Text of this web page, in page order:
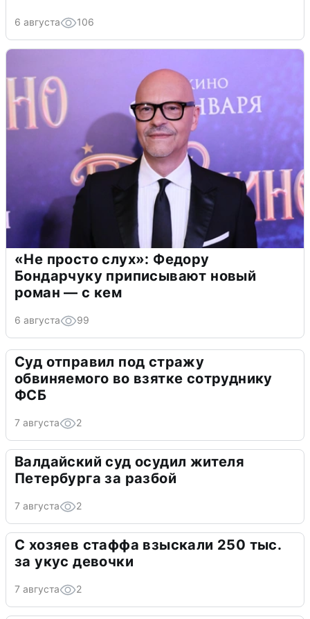
6 августа 106
«Не просто слух»: Федору
Бондарчуку приписывают новый
роман — с кем
6 августа 99
Суд отправил под стражу
обвиняемого во взятке сотруднику
ФСБ
7 августа 2
Валдайский суд осудил жителя
Петербурга за разбой
7 августа 2
С хозяев стаффа взыскали 250 тыс.
за укус девочки
7 августа 2